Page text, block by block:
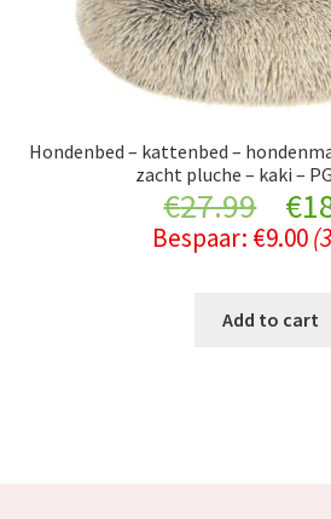
Hondenbed – kattenbed –
zacht pluche – kaki –
€27.99
was:
€
Bespaar: €9.00
Add to cart